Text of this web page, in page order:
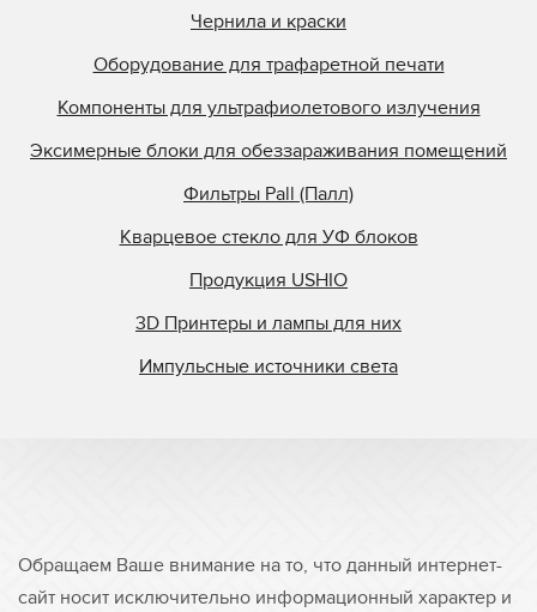
Specialty Coatings
StrataSys
Superfici
Superfine Printing M
Superior Quartz
Svecia
Tasic
TCS
UV Doctor
Чернила и краски
Оборудование для трафаретной печати
Компоненты для ультрафиолетового излучения
Эксимерные блоки для обеззараживания помещений
Фильтры Pall (Палл)
Кварцевое стекло для УФ блоков
Продукция USHIO
3D Принтеры и лампы для них
Импульсные источники света
Обращаем Ваше внимание на то, что данный интернет-
сайт носит исключительно информационный характер и